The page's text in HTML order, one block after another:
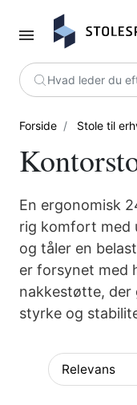
Hvad leder du
Forside Stole til
En ergonomisk
rig komfort med
og tåler en
er forsynet med
nakkestøtte,
styrke og